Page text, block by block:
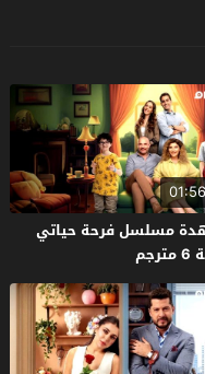
مسلسل فرحة حياتي